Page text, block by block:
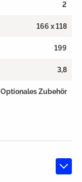
2
166 x 118
199
3,8
Optionales Zubehör